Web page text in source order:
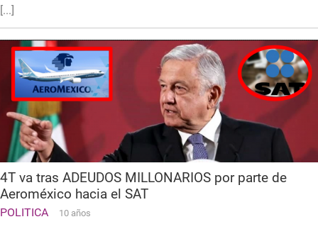
[...]
4T va tras ADEUDOS MILLONARIOS por parte de
Aeroméxico hacia el SAT
POLITICA 10 años